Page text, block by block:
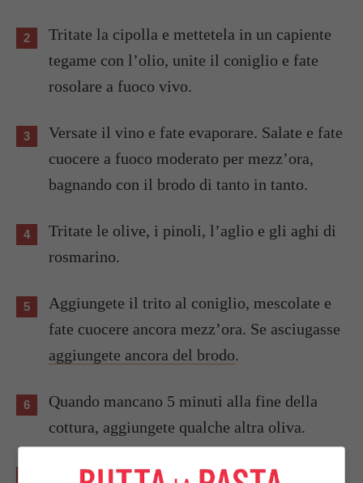
Tritate la cipolla e mettetela in un capiente
tegame con l’olio, unite il coniglio e fate
rosolare a fuoco vivo.
Versate il vino e fate evaporare. Salate e fate
cuocere a fuoco moderato per mezz’ora,
bagnando con il brodo di tanto in tanto.
Tritate le olive, i pinoli, l’aglio e gli aghi di
rosmarino.
Aggiungete il trito al coniglio, mescolate e
fate cuocere ancora mezz’ora. Se asciugasse
aggiungete ancora del brodo.
Quando mancano 5 minuti alla fine della
cottura, aggiungete qualche altra oliva.
Servite decorando ogni piatto con un rametto